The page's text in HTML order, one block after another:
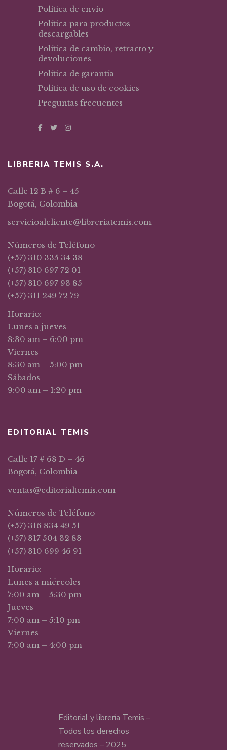
Política de envío
Política para productos
descargables
Política de cambio, retracto y
devoluciones
Política de garantía
Política de uso de cookies
Preguntas frecuentes
LIBRERIA TEMIS S.A.
Calle 12 B # 6 – 45
Bogotá, Colombia
servicioalcliente@libreriatemis.com
Números de Teléfono
(+57) 310 335 34 38
(+57) 310 697 72 01
(+57) 310 697 93 85
(+57) 311 249 72 79
Horario:
Lunes a jueves
8:30 am – 6:00 pm
Viernes
8:30 am – 5:00 pm
Sábados
9:00 am – 1:20 pm
EDITORIAL TEMIS
Calle 17 # 68 D – 46
Bogotá, Colombia
ventas@editorialtemis.com
Números de Teléfono
(+57) 316 834 49 51
(+57) 317 504 32 83
(+57) 310 699 46 91
Horario:
Lunes a miércoles
7:00 am – 5:30 pm
Jueves
7:00 am – 5:10 pm
Viernes
7:00 am – 4:00 pm
Editorial y librería Temis –
Todos los derechos
reservados – 2025